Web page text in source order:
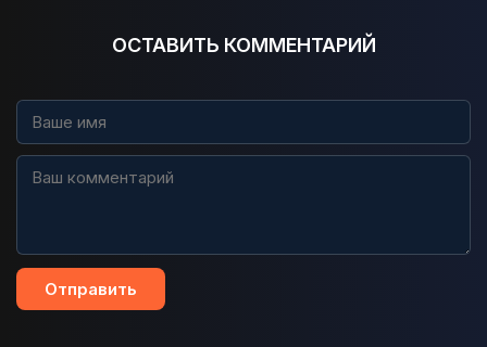
ОСТАВИТЬ КОММЕНТАРИЙ
Отправить